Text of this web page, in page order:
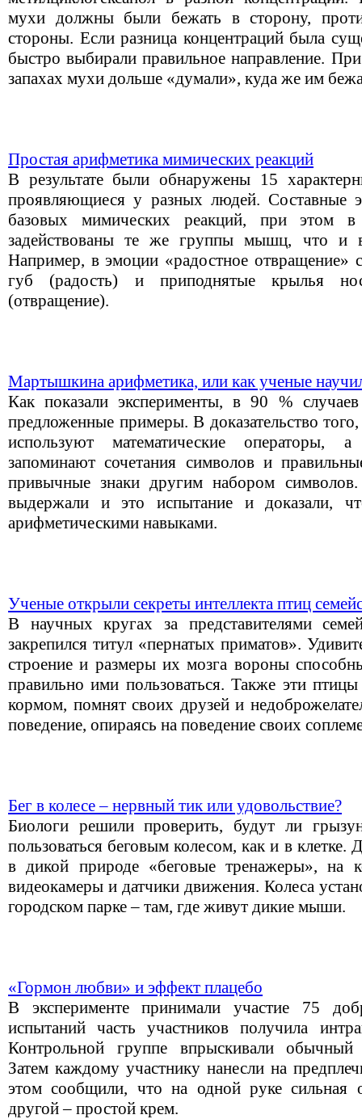
мухи должны были бежать в сторону,
стороны. Если разница концентраций была
быстро выбирали правильное направление.
запахах мухи дольше «думали», куда же им
Простая арифметика мимических реакций
В результате были обнаружены 15
проявляющиеся у разных людей. Составные
базовых мимических реакций, при этом в
задействованы те же группы мышц, что и
Например, в эмоции «радостное отвращение»
губ (радость) и приподнятые крылья
(отвращение).
Мартышкина арифметика, или как ученые
Как показали эксперименты, в 90 %
предложенные примеры. В доказательство
используют математические операторы,
запоминают сочетания символов и
привычные знаки другим набором
выдержали и это испытание и доказали,
арифметическими навыками.
Ученые открыли секреты интеллекта птиц
В научных кругах за представителями
закрепился титул «пернатых приматов».
строение и размеры их мозга вороны
правильно ими пользоваться. Также эти
кормом, помнят своих друзей и
поведение, опираясь на поведение своих
Бег в колесе – нервный тик или удовольствие?
Биологи решили проверить, будут ли
пользоваться беговым колесом, как и в клетке.
в дикой природе «беговые тренажеры», на
видеокамеры и датчики движения. Колеса
городском парке – там, где живут дикие мыши.
«Гормон любви» и эффект плацебо
В эксперименте принимали участие 75
испытаний часть участников получила
Контрольной группе впрыскивали обычный
Затем каждому участнику нанесли на
этом сообщили, что на одной руке сильная
другой – простой крем.